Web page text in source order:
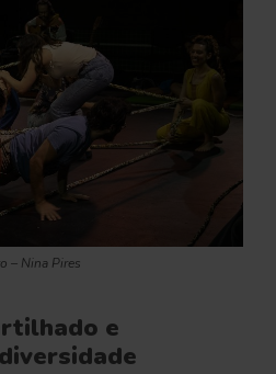
– Nina Pires
e